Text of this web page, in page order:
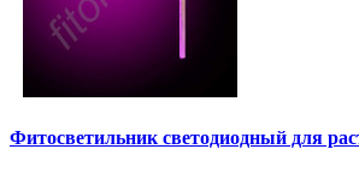
Фитосветильник светодиодный для